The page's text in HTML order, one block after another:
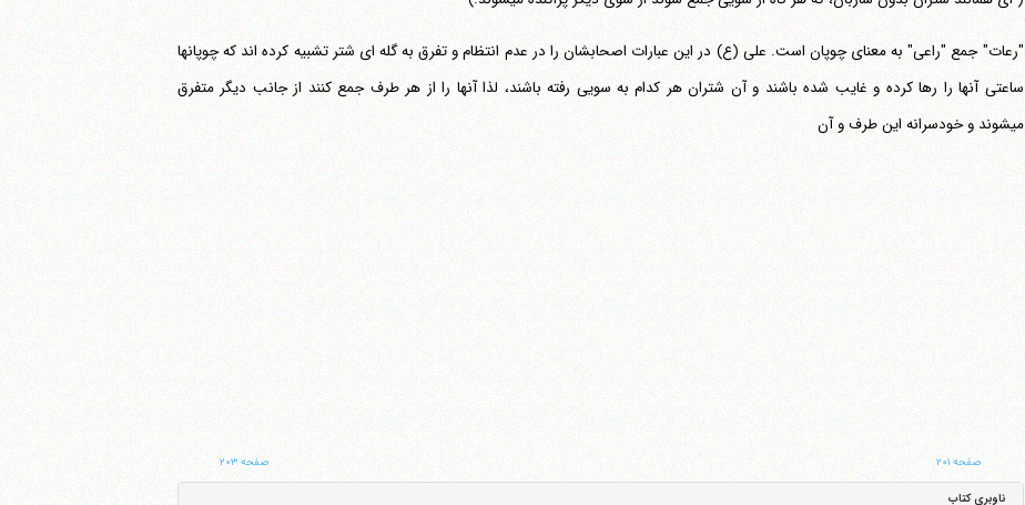
"رعات" جمع "راعی" به معنای چوپان است. علی (ع) در این عبارات اصحابشان را در عدم انتظام و تفرق به گله ای شتر تشبیه کرده اند که چوپانها
ساعتی آنها را رها کرده و غایب شده باشند و آن شتران هر کدام به سویی رفته باشند، لذا آنها را از هر طرف جمع کنند از جانب دیگر متفرق
می‎شوند و خودسرانه این طرف و آن
صفحه ۲۰۱ صفحه ۲۰۳
ناوبری کتاب